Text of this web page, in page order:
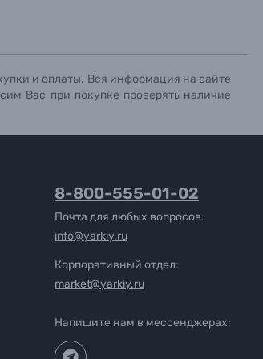
и оплаты. Вся информация на сайте
Вас при покупке проверять наличие
8-800-555-01-02
Почта для любых вопросов:
info@yarkiy.ru
Корпоративный отдел:
market@yarkiy.ru
Напишите нам в мессенджерах: